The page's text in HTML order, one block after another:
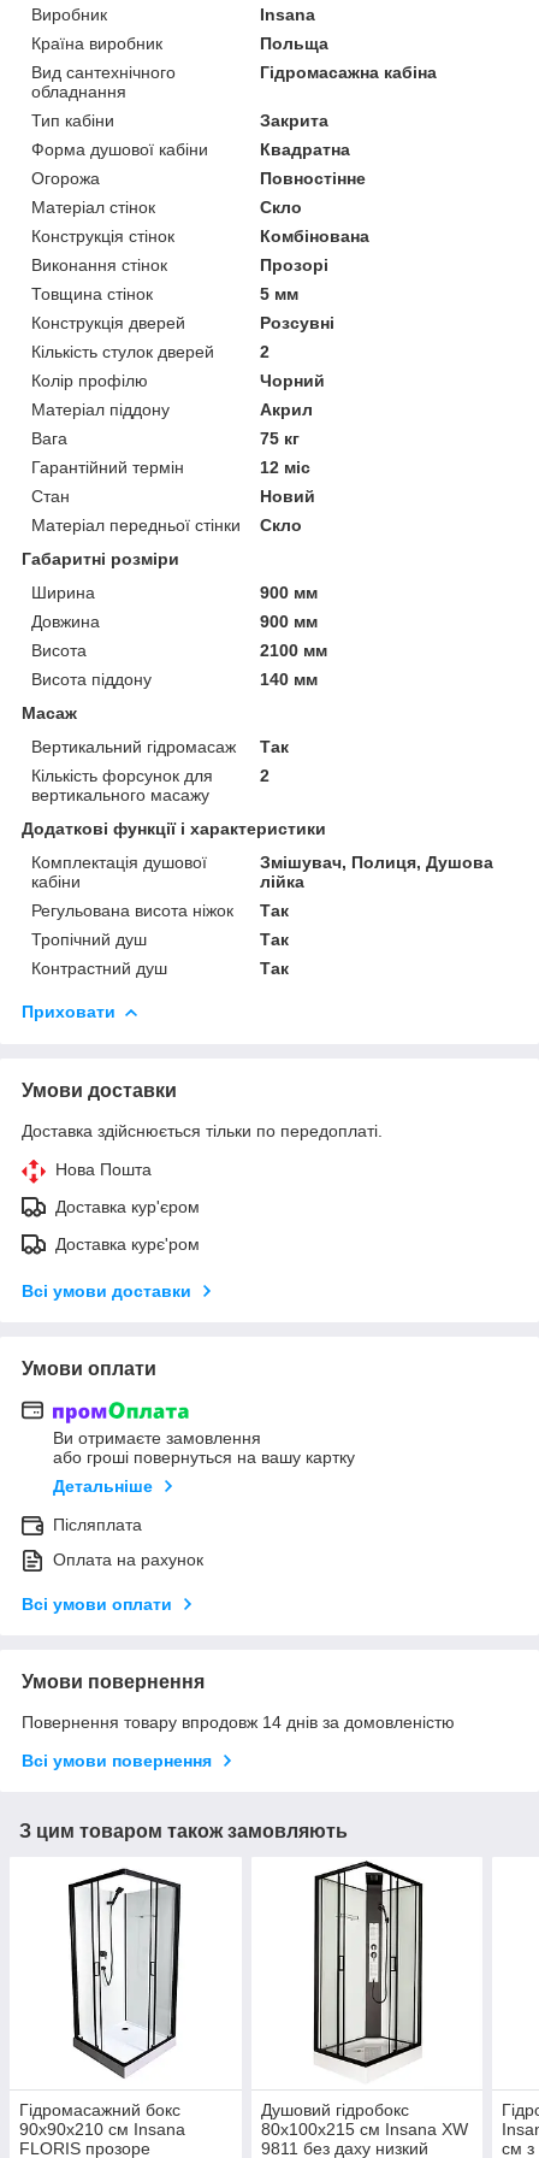
Виробник
Insana
Країна виробник
Польща
Вид сантехнічного
обладнання
Гідромасажна кабіна
Тип кабіни
Закрита
Форма душової кабіни
Квадратна
Огорожа
Повностінне
Матеріал стінок
Скло
Конструкція стінок
Комбінована
Виконання стінок
Прозорі
Товщина стінок
5 мм
Конструкція дверей
Розсувні
Кількість стулок дверей
2
Колір профілю
Чорний
Матеріал піддону
Акрил
Вага
75 кг
Гарантійний термін
12 міс
Стан
Новий
Матеріал передньої стінки
Скло
Габаритні розміри
Ширина
900 мм
Довжина
900 мм
Висота
2100 мм
Висота піддону
140 мм
Масаж
Вертикальний гідромасаж
Так
Кількість форсунок для
вертикального масажу
2
Додаткові функції і характеристики
Комплектація душової
кабіни
Змішувач, Полиця, Душова
лійка
Регульована висота ніжок
Так
Тропічний душ
Так
Контрастний душ
Так
Приховати
Умови доставки
Доставка здійснюється тільки по передоплаті.
Нова Пошта
Доставка кур'єром
Доставка курє'ром
Всі умови доставки
Умови оплати
Ви отримаєте замовлення
або гроші повернуться на вашу картку
Детальніше
Післяплата
Оплата на рахунок
Всі умови оплати
Умови повернення
Повернення товару впродовж 14 днів за домовленістю
Всі умови повернення
З цим товаром також замовляють
Гідромасажний бокс
90x90x210 см Insana
FLORIS прозоре
Душовий гідробокс
80х100х215 см Insana XW
9811 без даху низкий
см з